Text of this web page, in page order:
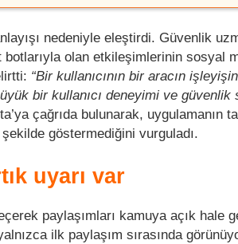
nedeniyle eleştirdi. Güvenlik
botlarıyla olan etkileşimlerinin sosyal
“Bir kullanıcının bir aracın
bir kullanıcı deneyimi ve güvenlik
çağrıda bulunarak, uygulamanın
göstermediğini vurguladı.
uyarı var
paylaşımları kamuya açık hale
ilk paylaşım sırasında